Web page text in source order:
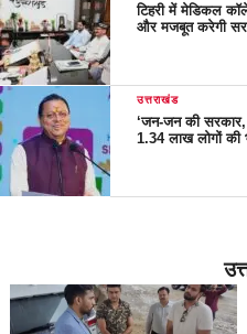
टिहरी में मेडिकल
और मजबूत करेगी
उत्तराखंड
‘जन-जन की
1.34 लाख लोगों की